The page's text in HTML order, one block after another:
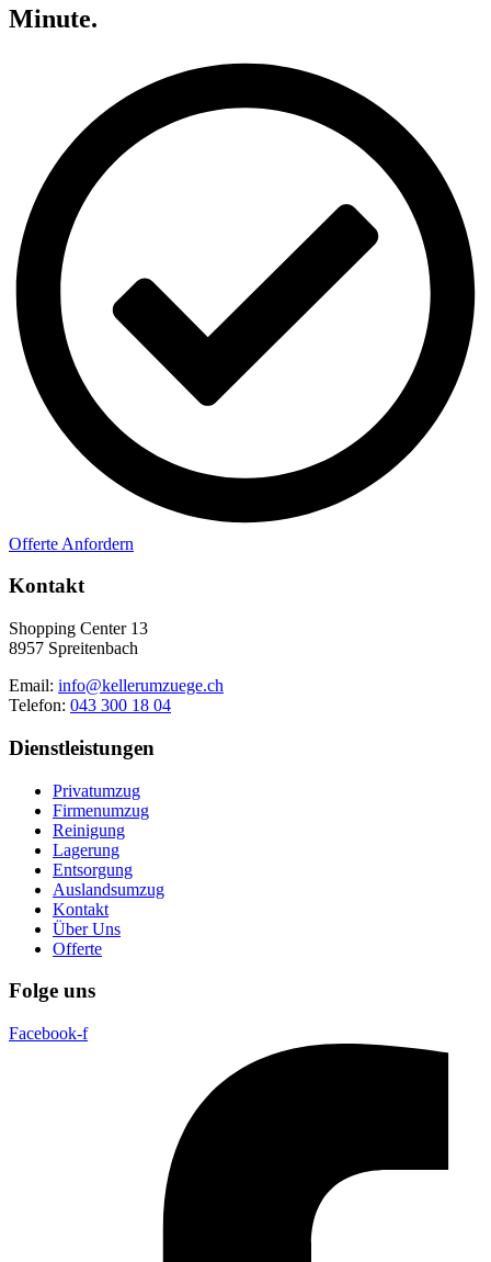
Minute.
Offerte Anfordern
Kontakt
Shopping Center 13
8957 Spreitenbach
Email: info@kellerumzuege.ch
Telefon: 043 300 18 04
Dienstleistungen
Privatumzug
Firmenumzug
Reinigung
Lagerung
Entsorgung
Auslandsumzug
Kontakt
Über Uns
Offerte
Folge uns
Facebook-f